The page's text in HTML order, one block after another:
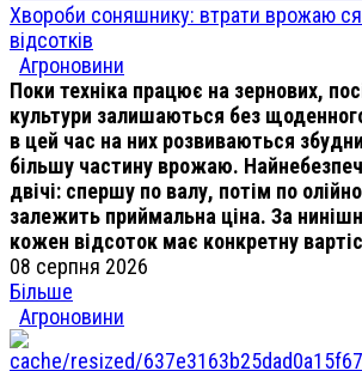
Хвороби соняшнику: втрати врожаю
відсотків
Агроновини
Поки техніка працює на зернових,
культури залишаються без
в цей час на них розвиваються
більшу частину врожаю.
двічі: спершу по валу, потім по
залежить приймальна ціна. За
кожен відсоток має конкретну
08 серпня 2026
Більше
Агроновини